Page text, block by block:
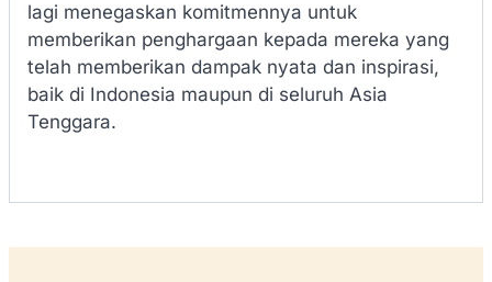
lagi menegaskan komitmennya untuk
memberikan penghargaan kepada mereka yang
telah memberikan dampak nyata dan inspirasi,
baik di Indonesia maupun di seluruh Asia
Tenggara.